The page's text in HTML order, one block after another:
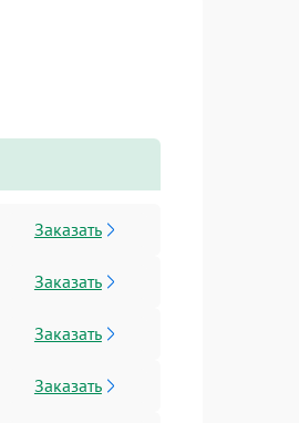
Заказать
Заказать
Заказать
Заказать